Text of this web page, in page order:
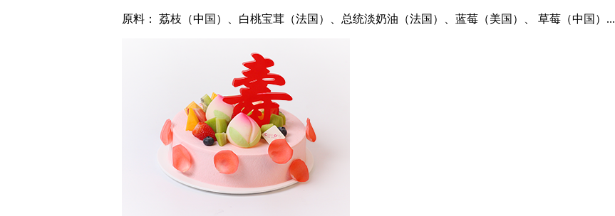
原料： 荔枝（中国）、白桃宝茸（法国）、总统淡奶油（法国）、蓝莓（美国）、 草莓（中国）...